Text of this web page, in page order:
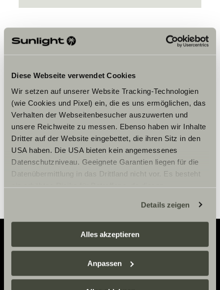
Diese Webseite verwendet Cookies
Wir setzen auf unserer Website Tracking-Technologien
(wie Cookies und Pixel) ein, die es uns ermöglichen, das
Verhalten der Webseitenbesucher auszuwerten und
unsere Reichweite zu messen. Ebenso haben wir Inhalte
Dritter auf der Website eingebettet, die ihren Sitz in den
USA haben. Die USA bieten kein angemessenes
Datenschutzniveau. Geeignete Garantien liegen für die
Datenübermittlung in das Drittland nicht vor. Es besteht
ein erhöhtes Risiko für Betroffene, da diesen
zustehen. Eingesetzte Dienstleister können Daten für
eigene Zwecke verarbeiten und mit anderen Daten
zusammenführen. Weitere Informationen finden Sie hier:
Datenschutzerklärung
einzelne Cookies/Dienste in den Einstellungen aus,
erteilen Sie uns Ihre Einwilligung zur Verarbeitung Ihrer
Details zeigen
Alles akzeptieren
Anpassen
Vänligen acceptera
marknadsföringscookies för att se
innehållet.
Cookie-inställningar
Adventure
Now.